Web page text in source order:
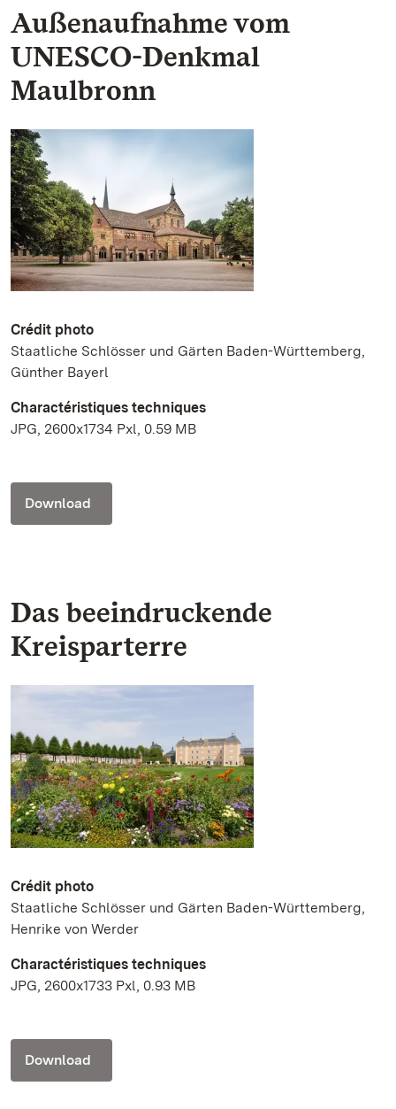
Außenaufnahme vom
UNESCO-Denkmal
Maulbronn
Crédit photo
Staatliche Schlösser und Gärten Baden-Württemberg,
Günther Bayerl
Charactéristiques techniques
JPG, 2600x1734 Pxl, 0.59 MB
Download
Das beeindruckende
Kreisparterre
Crédit photo
Staatliche Schlösser und Gärten Baden-Württemberg,
Henrike von Werder
Charactéristiques techniques
JPG, 2600x1733 Pxl, 0.93 MB
Download